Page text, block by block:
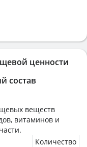
ценности
состав
веществ
витаминов и
Количество